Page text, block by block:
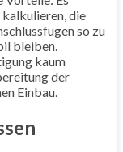
die
so zu
bleiben.
kaum
der
Einbau.